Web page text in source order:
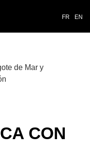
FR EN
CON